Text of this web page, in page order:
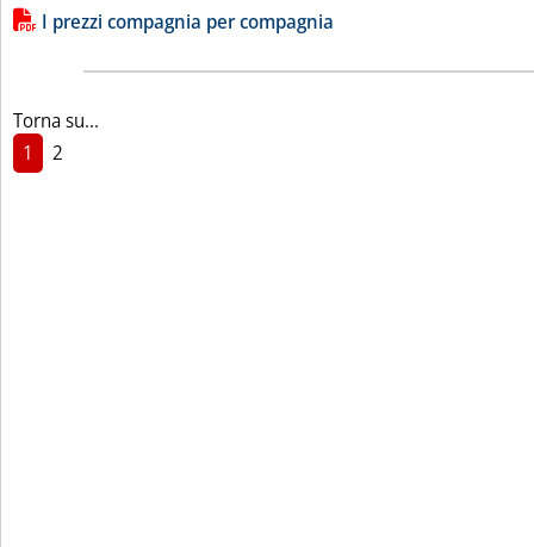
Lista allegati PDF alla notizia
I prezzi compagnia per compagnia
Torna su...
1
2